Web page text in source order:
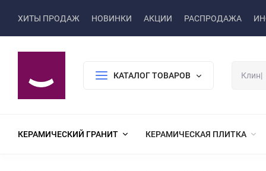
ХИТЫ ПРОДАЖ НОВИНКИ АКЦИИ РАСПРОДАЖА
КАТАЛОГ ТОВАРОВ
КЕРАМИЧЕСКИЙ ГРАНИТ КЕРАМИЧЕСКАЯ ПЛИТКА